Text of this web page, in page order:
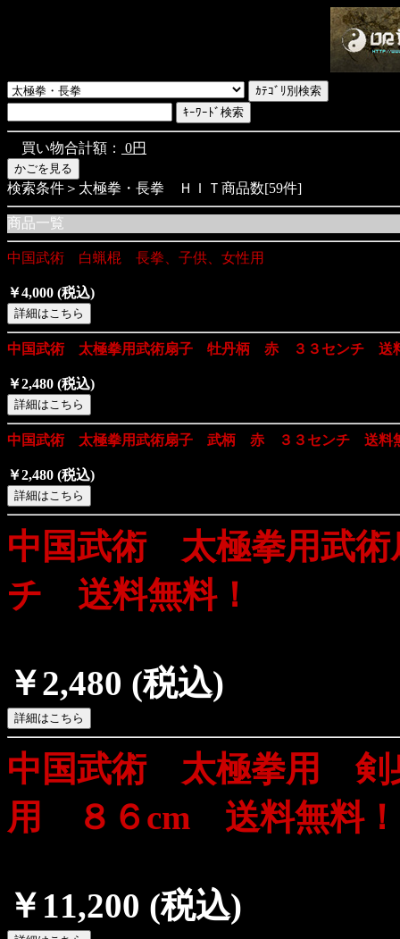
買い物合計額： 0円
検索条件＞太極拳・長拳 ＨＩＴ商品数[59件]
商品一覧
中国武術 白蝋棍 長拳、子供、女性用
￥4,000 (税込)
中国武術 太極拳用武術扇子 牡丹柄 赤 ３３センチ 送
￥2,480 (税込)
中国武術 太極拳用武術扇子 武柄 赤 ３３センチ 送料
￥2,480 (税込)
中国武術 太極拳用武
チ 送料無料！
￥2,480 (税込)
中国武術 太極拳用 剣
用 ８６cm 送料無料
￥11,200 (税込)